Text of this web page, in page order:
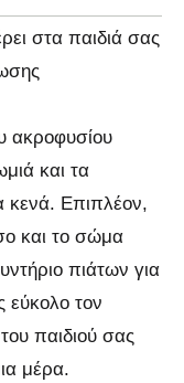
στα παιδιά σας
ακροφυσίου
και τα
κενά. Επιπλέον,
και το σώμα
πιάτων για
εύκολο τον
παιδιού σας
μέρα.